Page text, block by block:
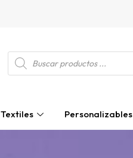
Búsqueda
de
productos
Textiles Personalizables